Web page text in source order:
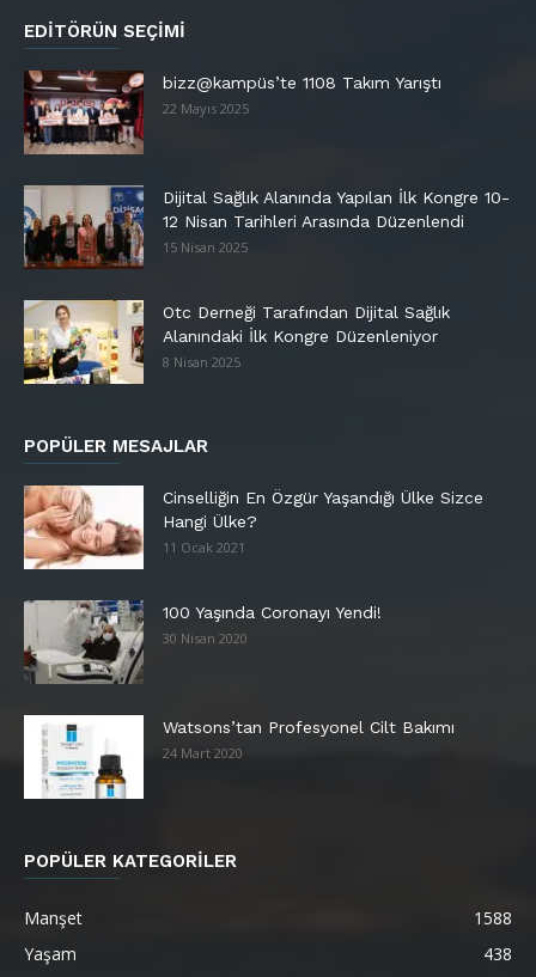
EDITÖRÜN SEÇIMI
bizz@kampüs’te 1108 Takım Yarıştı
22 Mayıs 2025
Dijital Sağlık Alanında Yapılan İlk Kongre 10-
12 Nisan Tarihleri Arasında Düzenlendi
15 Nisan 2025
Otc Derneği Tarafından Dijital Sağlık
Alanındaki İlk Kongre Düzenleniyor
8 Nisan 2025
POPÜLER MESAJLAR
Cinselliğin En Özgür Yaşandığı Ülke Sizce
Hangi Ülke?
11 Ocak 2021
100 Yaşında Coronayı Yendi!
30 Nisan 2020
Watsons’tan Profesyonel Cilt Bakımı
24 Mart 2020
POPÜLER KATEGORİLER
Manşet
1588
Yaşam
438